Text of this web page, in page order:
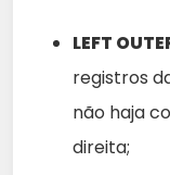
LEFT
registros
não haja
direita;